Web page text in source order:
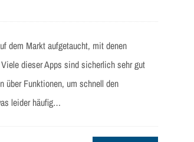
dem Markt aufgetaucht, mit denen
dieser Apps sind sicherlich sehr gut
über Funktionen, um schnell den
leider häufig…